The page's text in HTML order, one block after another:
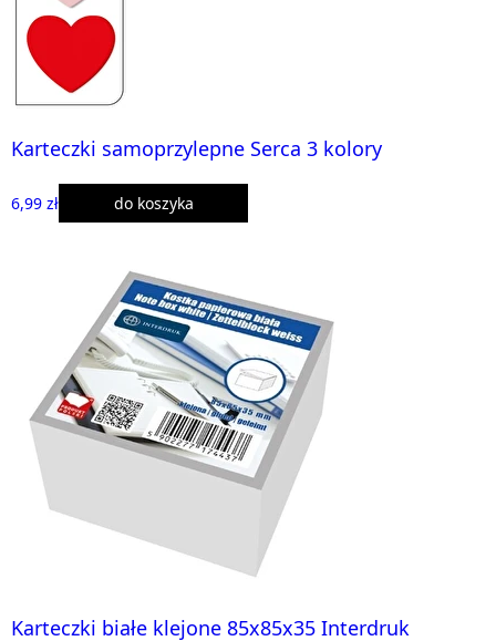
Karteczki samoprzylepne Serca 3 kolory
6,99 zł do koszyka
Karteczki białe klejone 85x85x35 Interdruk